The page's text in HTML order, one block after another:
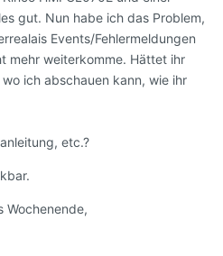
gut. Nun habe ich das Problem,
Events/Fehlermeldungen
mehr weiterkomme. Hättet ihr
ich abschauen kann, wie ihr
etc.?
Wochenende,